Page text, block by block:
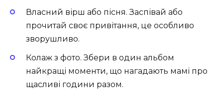
Власний вірш або пісня. Заспівай або
прочитай своє привітання, це особливо
зворушливо.
Колаж з фото. Збери в один альбом
найкращі моменти, що нагадають мамі про
щасливі години разом.